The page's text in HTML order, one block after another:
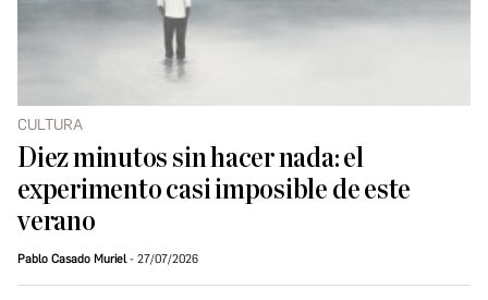
CULTURA
Diez minutos sin hacer nada: el
experimento casi imposible de este
verano
Pablo Casado Muriel 27/07/2026